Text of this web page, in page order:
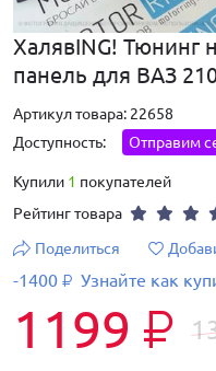
ХалявING! Тюнинг
панель для ВАЗ
Артикул товара: 22658
Доступность:
Отправим
Купили 1 покупателей
Рейтинг товара
Поделиться
-1400 ₽ Узнайте как
1199 ₽